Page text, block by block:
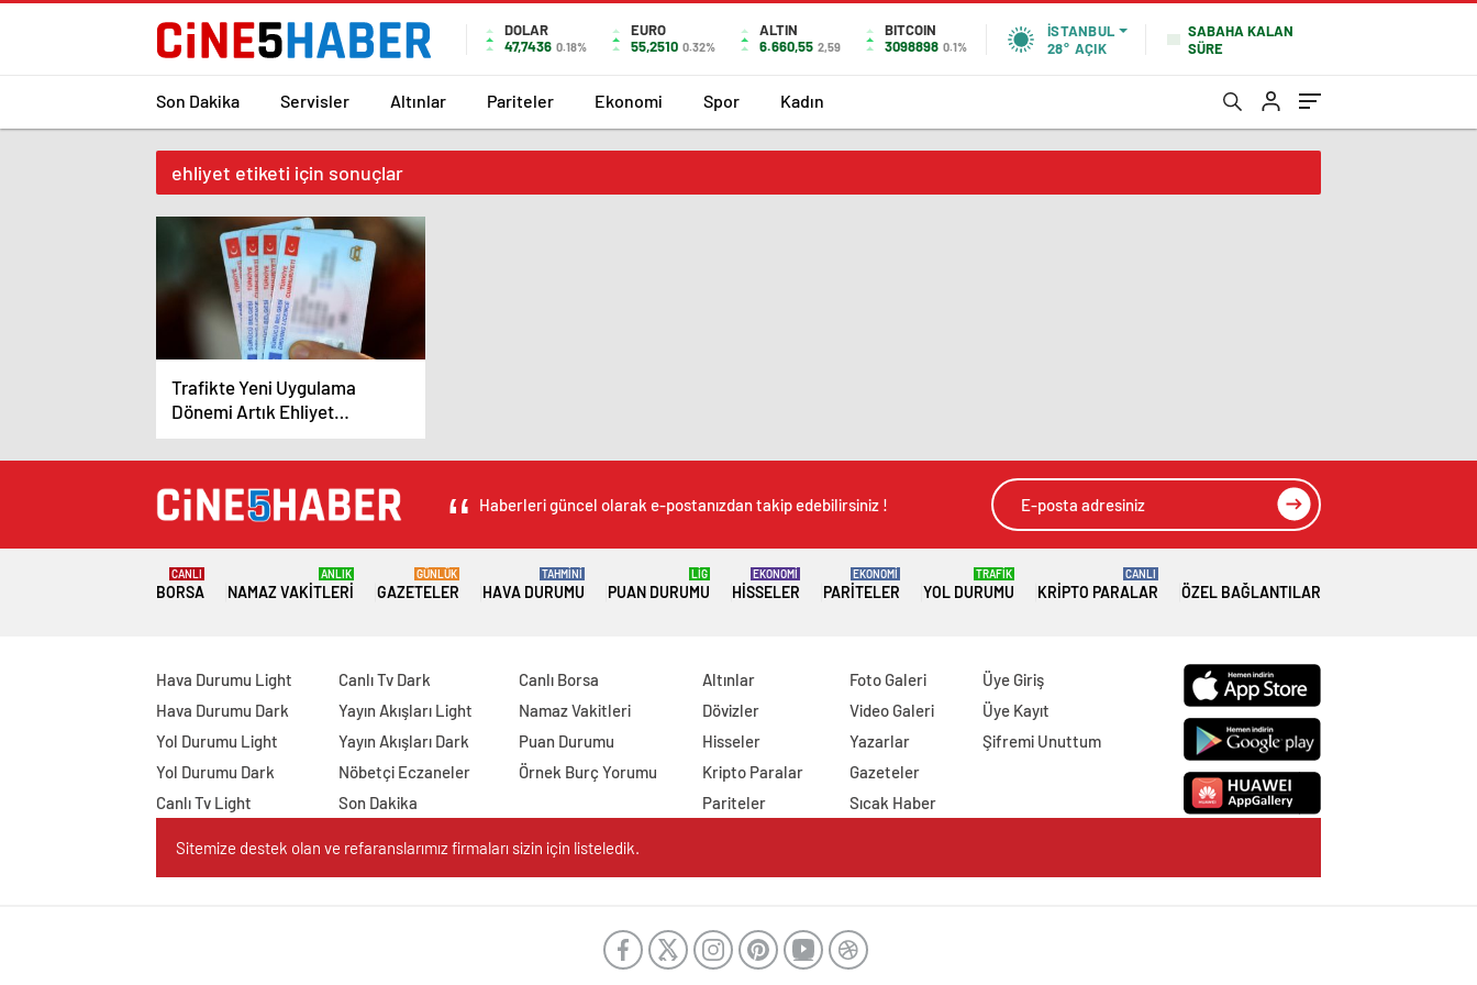
DOLAR
47,7436 0.18%
EURO
55,2510 0.32%
ALTIN
6.660,55 2,59
BITCOIN
3098898 0.1%
İSTANBUL
28° AÇIK
SABAHA KALAN
SÜRE
Son Dakika Servisler Altınlar Pariteler Ekonomi Spor Kadın
ehliyet etiketi için sonuçlar
Trafikte Yeni Uygulama
Dönemi Artık Ehliyet
Alamayacaklar
Haberleri güncel olarak e-postanızdan takip edebilirsiniz !
BORSA
CANLI
NAMAZ VAKITLERI
ANLIK
GAZETELER
GÜNLÜK
HAVA DURUMU
TAHMİNİ
PUAN DURUMU
LİG
HISSELER
EKONOMİ
PARITELER
EKONOMİ
YOL DURUMU
TRAFİK
KRIPTO PARALAR
CANLI
ÖZEL BAĞLANTILAR
Hava Durumu Light
Hava Durumu Dark
Yol Durumu Light
Yol Durumu Dark
Canlı Tv Light
Canlı Tv Dark
Yayın Akışları Light
Yayın Akışları Dark
Nöbetçi Eczaneler
Son Dakika
Canlı Borsa
Namaz Vakitleri
Puan Durumu
Örnek Burç Yorumu
Altınlar
Dövizler
Hisseler
Kripto Paralar
Pariteler
Foto Galeri
Video Galeri
Yazarlar
Gazeteler
Sıcak Haber
Üye Giriş
Üye Kayıt
Şifremi Unuttum
Sitemize destek olan ve refaranslarımız firmaları sizin için listeledik.